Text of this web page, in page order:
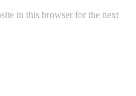
in this browser for the next